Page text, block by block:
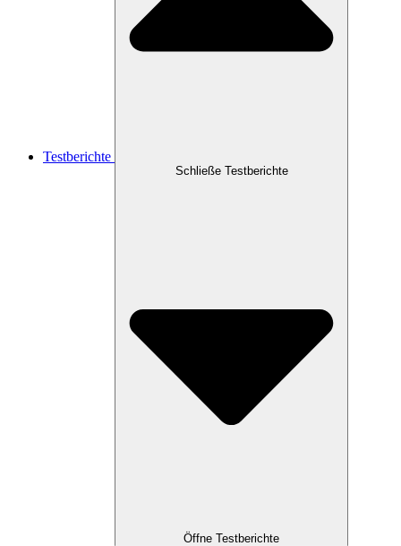
Testberichte
Schließe Testberichte
Öffne Testberichte